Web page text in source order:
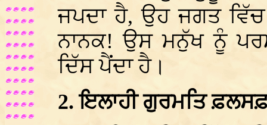
ਜਪਦਾ ਹੈ, ਉਹ ਜਗਤ ਵਿੱਚ
ਨਾਨਕ! ਉਸ ਮਨੁੱਖ ਨੂੰ
ਦਿੱਸ ਪੈਂਦਾ ਹੈ।
2. ਇਲਾਹੀ ਗੁਰਮਤਿ